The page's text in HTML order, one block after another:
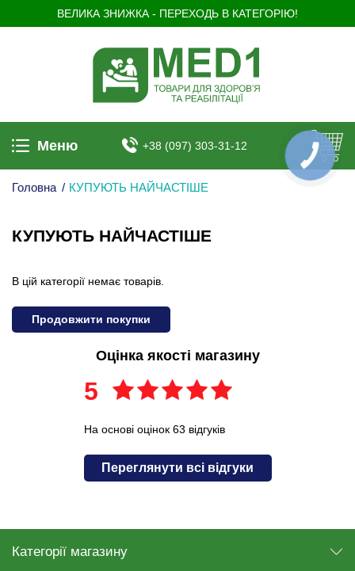
ВЕЛИКА ЗНИЖКА - ПЕРЕХОДЬ В КАТЕГОРІЮ!
Меню +38 (097) 303-31-12
Головна / КУПУЮТЬ НАЙЧАСТІШЕ
КУПУЮТЬ НАЙЧАСТІШЕ
В цій категорії немає товарів.
Продовжити покупки
Оцінка якості магазину
5
На основі оцінок 63 відгуків
Переглянути всі відгуки
Категорії магазину
КНОПКА
ЗВ'ЯЗКУ